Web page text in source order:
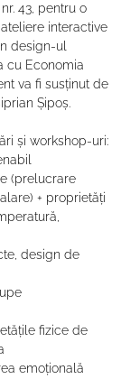
43, pentru o
interactive
design-ul
cu Economia
va fi susținut de
Șipoș.
și workshop-uri:
(prelucrare
+ proprietăți
design de
fizice de
emoțională